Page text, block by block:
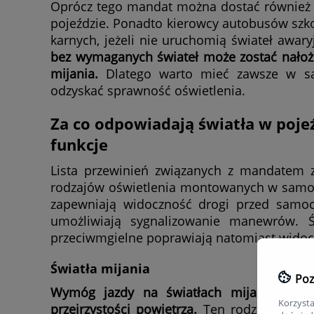
Oprócz tego mandat można dostać
pojeździe. Ponadto kierowcy autobusów
karnych, jeżeli nie uruchomią świateł
bez wymaganych świateł może zostać
mijania. Dlatego warto mieć zawsze w
odzyskać sprawność oświetlenia.
Za co odpowiadają światła w
funkcje
Lista przewinień związanych z
rodzajów oświetlenia montowanych w
zapewniają widoczność drogi przed
umożliwiają sygnalizowanie
przeciwmgielne poprawiają natomiast
Światła mijania
Wymóg jazdy na światłach mijania,
przejrzystości powietrza. Ten rodzaj